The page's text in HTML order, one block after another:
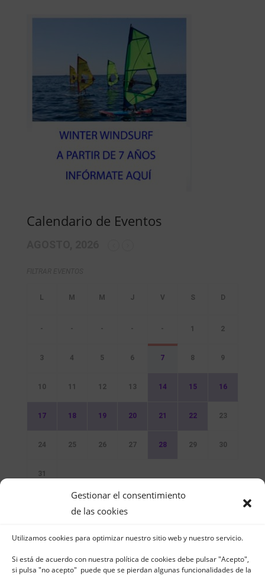
Gestionar el consentimiento
de las cookies
Utilizamos cookies para optimizar nuestro sitio web y nuestro servicio.
Si está de acuerdo con nuestra política de cookies debe pulsar "Acepto",
si pulsa "no acepto" puede que se pierdan algunas funcionalidades de la
Calendario de Eventos
- - - - - 1 2
3 4 5 6 7 8 9
10 11 12 13 14 15 16
17 18 19 20 21 22 23
24 25 26 27 28 29 30
31
Sin Eventos